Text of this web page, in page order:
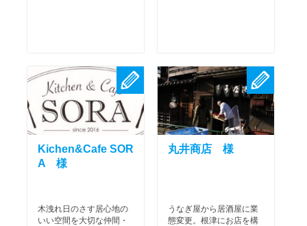
Kichen&Cafe SOR
A 様
木洩れ日のさす居心地の
いい空間を大切な仲間・
丸井商店 様
うなぎ屋から居酒屋に業
態変更。根津にお店を構